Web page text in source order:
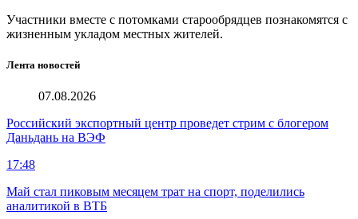
Участники вместе с потомками старообрядцев познакомятся с
жизненным укладом местных жителей.
Лента новостей
07.08.2026
Российский экспортный центр проведет стрим с блогером
Даньдань на ВЭФ
17:48
Май стал пиковым месяцем трат на спорт, поделились
аналитикой в ВТБ